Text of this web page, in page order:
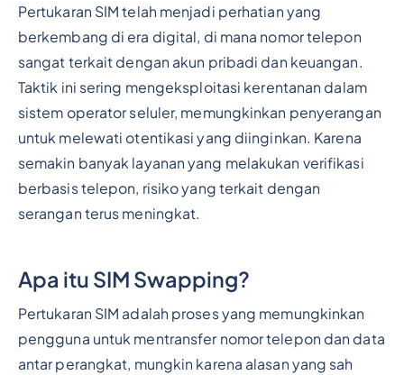
Pertukaran SIM telah menjadi perhatian yang
berkembang di era digital, di mana nomor telepon
sangat terkait dengan akun pribadi dan keuangan.
Taktik ini sering mengeksploitasi kerentanan dalam
sistem operator seluler, memungkinkan penyerangan
untuk melewati otentikasi yang diinginkan. Karena
semakin banyak layanan yang melakukan verifikasi
berbasis telepon, risiko yang terkait dengan
serangan terus meningkat.
Apa itu SIM Swapping?
Pertukaran SIM adalah proses yang memungkinkan
pengguna untuk mentransfer nomor telepon dan data
antar perangkat, mungkin karena alasan yang sah